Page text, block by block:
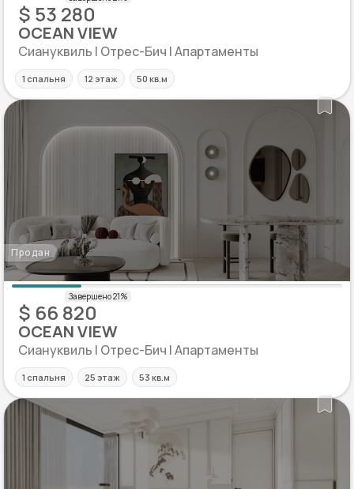
$ 53 280
OCEAN VIEW
Сиануквиль | Отрес-Бич | Апартаменты
1 спальня 12 этаж 50 кв.м
Продан
$ 66 820
OCEAN VIEW
Сиануквиль | Отрес-Бич | Апартаменты
1 спальня 25 этаж 53 кв.м